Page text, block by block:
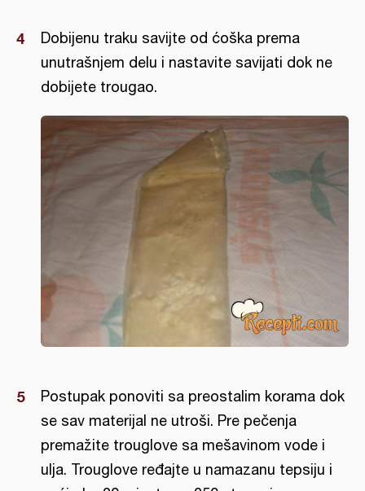
Dobijenu traku savijte od ćoška prema
unutrašnjem delu i nastavite savijati dok ne
dobijete trougao.
Postupak ponoviti sa preostalim korama dok
se sav materijal ne utroši. Pre pečenja
premažite trouglove sa mešavinom vode i
ulja. Trouglove ređajte u namazanu tepsiju i